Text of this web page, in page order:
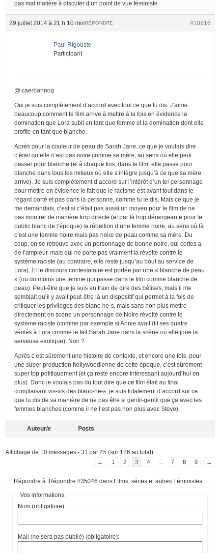
pas mal matière à discuter d’un point de vue féministe.
29 juillet 2014 à 21 h 10 min #10616
RÉPONDRE
Paul Rigouste
Participant
@ caerbannog
Oui je suis complètement d’accord avec tout ce que tu dis. J’aime
beaucoup comment le film arrive à mettre à la fois en évidence la
domination que Lora subit en tant que femme et la domination dont elle
profite en tant que blanche.
Après pour la couleur de peau de Sarah Jane, ce que je voulais dire
c’était qu’elle n’est pas noire comme sa mère, au sens où elle peut
passer pour blanche (et à chaque fois, dans le film, elle passe pour
blanche dans tous les milieux où elle s’intègre jusqu’à ce que sa mère
arrive). Je suis complètement d’accord sur l’intérêt d’un tel personnage
pour mettre en évidence le fait que le racisme est avant tout dans le
regard porté et pas dans la personne, comme tu le dis. Mais ce que je
me demandais, c’est si c’était pas aussi un moyen pour le film de ne
pas montrer de manière trop directe (et par là trop dérangeante pour le
public blanc de l’époque) la rébellion d’une femme noire, au sens où là
c’est une femme noire mais pas noire de peau comme sa mère. Du
coup, on se retrouve avec un personnage de bonne noire, qui certes a
de l’ampleur, mais qui ne porte pas vraiment la révolte contre le
système raciste (au contraire, elle reste jusqu’au bout au service de
Lora). Et le discours contestataire est portée par une « blanche de peau
» (ou du moins une femme qui passe dans le film comme blanche de
peau). Peut-être que je suis en train de dire des bêtises, mais il me
semblait qu’il y avait peut-être là un dispositif qui permet à la fois de
critiquer les privilèges des blanc-he-s, mais sans non plus mettre
directement en scène un personnage de Noire révolté contre le
système raciste (comme par exemple si Annie avait dit ses quatre
vérités à Lora comme le fait Sarah Jane dans la scène où elle joue la
serveuse exotique). Non ?
Après c’est sûrement une histoire de contexte, et encore une fois, pour
une super production hollywoodienne de cette époque, c’est sûrement
super top politiquement (et ça reste encore intéressant aujourd’hui en
plus). Donc je voulais pas du tout dire que ce film était au final
complaisant vis-vis des blanc-he-s, je suis totalement d’accord sur ce
que tu dis de sa manière de ne pas être si gentil-gentil que ça avec les
femmes blanches (comme il ne l’est pas non plus avec Steve).
Auteur/e Posts
Affichage de 10 messages - 31 par 45 (sur 126 au total)
←
1 2 3 4 7 8 9 →
Répondre à: Répondre #35046 dans Films, séries et autres Féministes
Vos informations:
Nom (obligatoire):
Mail (ne sera pas publié) (obligatoire):